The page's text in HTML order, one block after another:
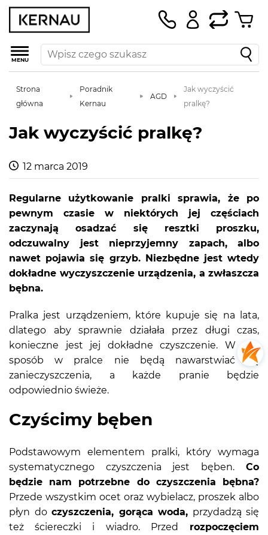
MENU
Strona
główna
Poradnik
Kernau
AGD
Jak wyczyścić
pralkę?
Jak wyczyścić pralkę?
12 marca 2019
Regularne użytkowanie pralki sprawia, że po
pewnym czasie w niektórych jej częściach
zaczynają osadzać się resztki proszku,
odczuwalny jest nieprzyjemny zapach, albo
nawet pojawia się grzyb. Niezbędne jest wtedy
dokładne wyczyszczenie urządzenia, a zwłaszcza
bębna.
Pralka jest urządzeniem, które kupuje się na lata,
dlatego aby sprawnie działała przez długi czas,
konieczne jest jej dokładne czyszczenie. W ten
sposób w pralce nie będą nawarstwiać się
zanieczyszczenia, a każde pranie będzie
odpowiednio świeże.
Czyścimy bęben
Podstawowym elementem pralki, który wymaga
systematycznego czyszczenia jest bęben.Co
będzie nam potrzebne do czyszczenia bębna?
Przede wszystkim ocet oraz wybielacz, proszek albo
płyn do czyszczenia, gorąca woda, przydadzą się
też ściereczki i wiadro. Przed rozpoczęciem